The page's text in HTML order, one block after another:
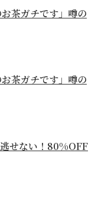
茶ガチです」噂の
茶ガチです」噂の
せない！80%OFF